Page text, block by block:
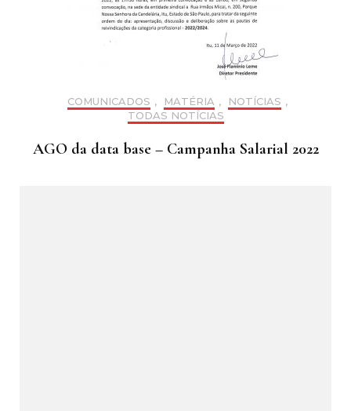
COMUNICADOS , MATÉRIA , NOTÍCIAS ,
TODAS NOTÍCIAS
AGO da data base – Campanha Salarial 2022